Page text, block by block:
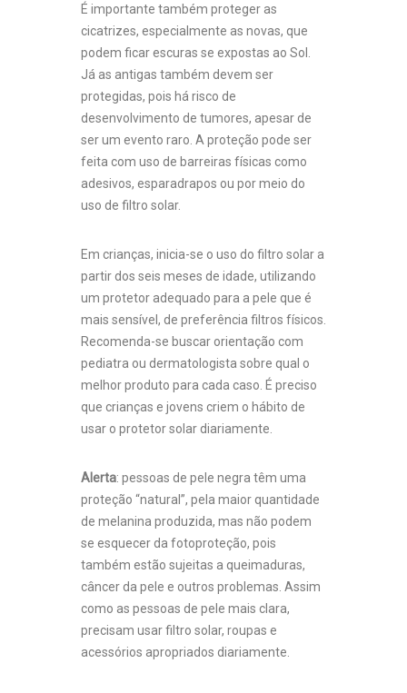
É importante também proteger as
cicatrizes, especialmente as novas, que
podem ficar escuras se expostas ao Sol.
Já as antigas também devem ser
protegidas, pois há risco de
desenvolvimento de tumores, apesar de
ser um evento raro. A proteção pode ser
feita com uso de barreiras físicas como
adesivos, esparadrapos ou por meio do
uso de filtro solar.
Em crianças, inicia-se o uso do filtro solar a
partir dos seis meses de idade, utilizando
um protetor adequado para a pele que é
mais sensível, de preferência filtros físicos.
Recomenda-se buscar orientação com
pediatra ou dermatologista sobre qual o
melhor produto para cada caso. É preciso
que crianças e jovens criem o hábito de
usar o protetor solar diariamente.
Alerta: pessoas de pele negra têm uma
proteção “natural”, pela maior quantidade
de melanina produzida, mas não podem
se esquecer da fotoproteção, pois
também estão sujeitas a queimaduras,
câncer da pele e outros problemas. Assim
como as pessoas de pele mais clara,
precisam usar filtro solar, roupas e
acessórios apropriados diariamente.